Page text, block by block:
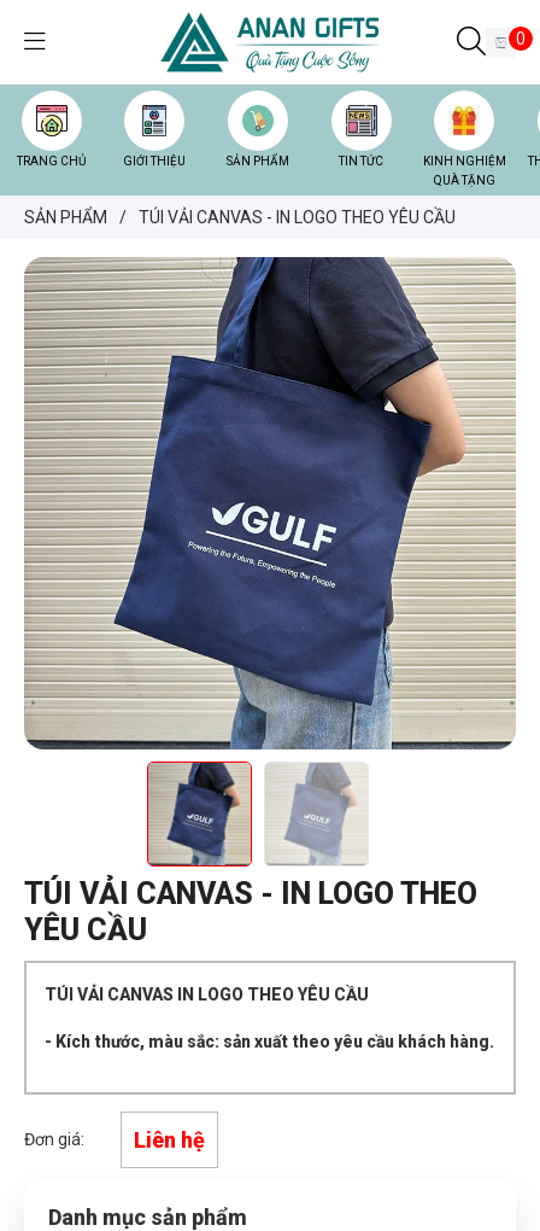
0
TRANG CHỦ GIỚI THIỆU SẢN PHẨM TIN TỨC
KINH NGHIỆM
QUÀ TẶNG
SẢN PHẨM / TÚI VẢI CANVAS - IN LOGO THEO YÊU CẦU
TÚI VẢI CANVAS - IN LOGO THEO
YÊU CẦU
TÚI VẢI CANVAS IN LOGO THEO YÊU CẦU
- Kích thước, màu sắc: sản xuất theo yêu cầu khách hàng.
Đơn giá: Liên hệ
Danh mục sản phẩm